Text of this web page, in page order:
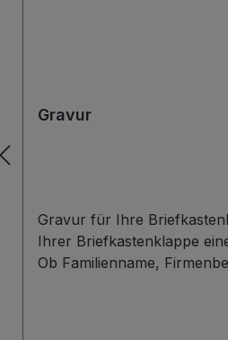
Gravur
Gravur für Ihre
Ihrer Briefkastenklappe
Ob Familienname,